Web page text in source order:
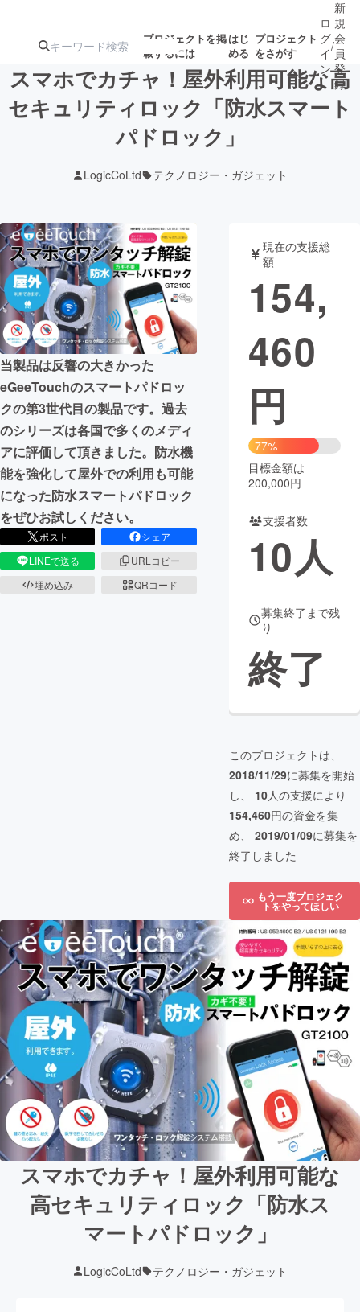
プロジェクトを掲
載するには
はじ
める
プロジェクト
をさがす
注目の新着プロ募集終了が近いプ
テクノロジー・ガジェット
映像・映画 書籍・雑誌
ビジネス・起業 チャレンジ
まちづくり・地域活性化
CAMPFIRE for Social Good
CAMPFIRE Creation
CAMPFIREふるさと納税machi-ya コミュニティ
ロ
グ
イ
ン
/
新
規
会
員
登
録
スマホでカチャ！屋外利用可能な高
セキュリティロック「防水スマート
パドロック」
LogicCoLtd テクノロジー・ガジェット
当製品は反響の大きかった
eGeeTouchのスマートパドロッ
クの第3世代目の製品です。過去
のシリーズは各国で多くのメディ
アに評価して頂きました。防水機
能を強化して屋外での利用も可能
になった防水スマートパドロック
をぜひお試しください。
ポスト
シェア
LINEで送る
URLコピー
埋め込み
QRコード
現在の支援総
額
154,
460
円
77%
目標金額は
200,000円
支援者数
10人
募集終了まで残
り
終了
このプロジェクトは、
2018/11/29に募集を開始
し、 10人の支援により
154,460円の資金を集
め、 2019/01/09に募集を
終了しました
もう一度プロジェク
トをやってほしい
スマホでカチャ！屋外利用可能な
高セキュリティロック「防水ス
マートパドロック」
LogicCoLtd テクノロジー・ガジェット